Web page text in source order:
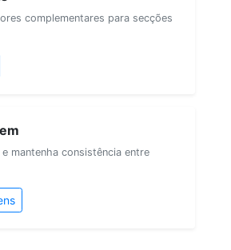
complementares para secções
mantenha consistência entre